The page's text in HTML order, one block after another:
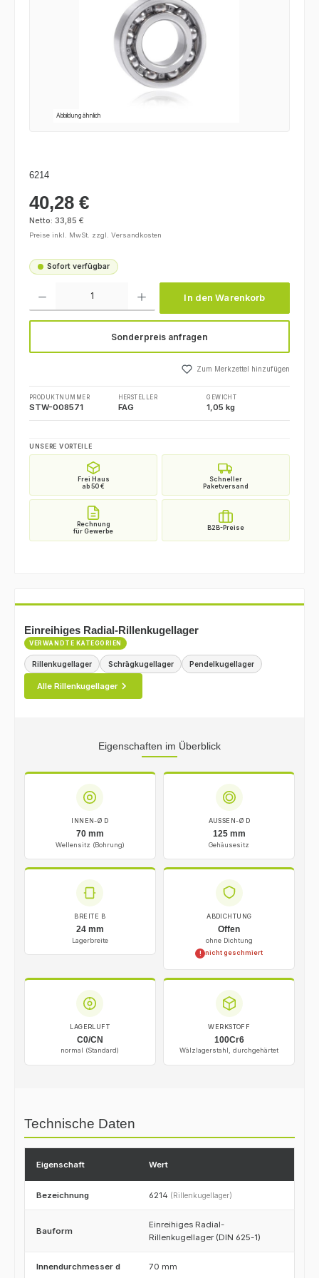
Abbildung ähnlich
6214
Regulärer Preis:
40,28 €
Netto: 33,85 €
Preise inkl. MwSt. zzgl. Versandkosten
Sofort verfügbar
In den Warenkorb
Sonderpreis anfragen
Zum Merkzettel hinzufügen
PRODUKTNUMMER
STW-008571
HERSTELLER
FAG
GEWICHT
1,05 kg
UNSERE VORTEILE
Einreihiges Radial-Rillenkugellager
VERWANDTE KATEGORIEN
Rillenkugellager Schrägkugellager Pendelkugellager
Alle Rillenkugellager
Eigenschaften im Überblick
INNEN-Ø D
70 mm
Wellensitz (Bohrung)
AUSSEN-Ø D
125 mm
Gehäusesitz
BREITE B
24 mm
Lagerbreite
ABDICHTUNG
Offen
ohne Dichtung
! nicht geschmiert
LAGERLUFT
C0/CN
normal (Standard)
WERKSTOFF
100Cr6
Wälzlagerstahl, durchgehärtet
Technische Daten
Eigenschaft Wert
Bezeichnung 6214 (Rillenkugellager)
Bauform
Einreihiges Radial-
Rillenkugellager (DIN 625-1)
Innendurchmesser d 70 mm